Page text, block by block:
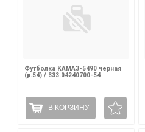
Футболка КАМАЗ-5490 черная
(р.54) / 333.04240700-54
В КОРЗИНУ